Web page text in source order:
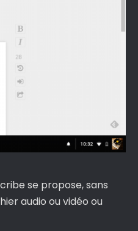
se propose, sans
audio ou vidéo ou